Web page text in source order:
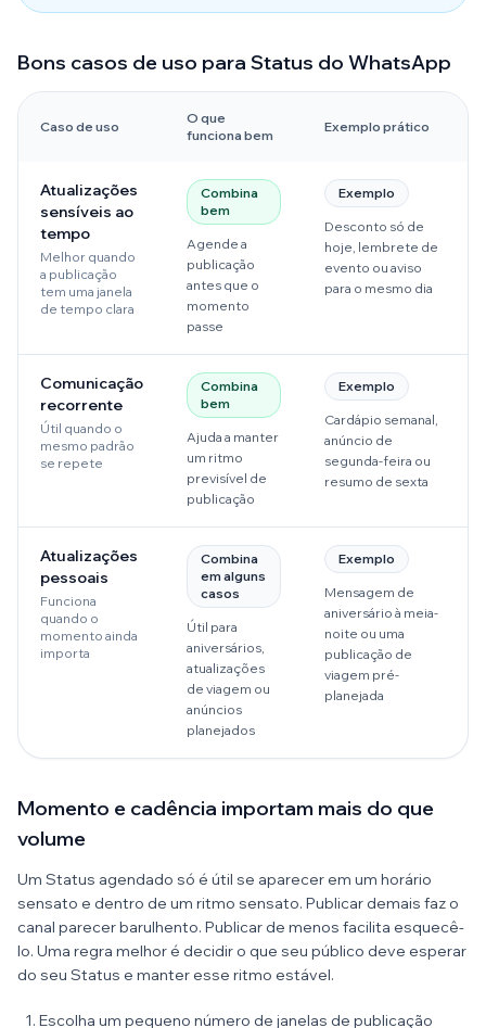
Bons casos de uso para Status do WhatsApp
Caso de uso
O que
funciona bem
Exemplo prático
Atualizações
sensíveis ao
tempo
Melhor quando
a publicação
tem uma janela
de tempo clara
Combina
bem
Agende a
publicação
antes que o
momento
passe
Exemplo
Desconto só de
hoje, lembrete de
evento ou aviso
para o mesmo dia
Comunicação
recorrente
Útil quando o
mesmo padrão
se repete
Combina
bem
Ajuda a manter
um ritmo
previsível de
publicação
Exemplo
Cardápio semanal,
anúncio de
segunda-feira ou
resumo de sexta
Atualizações
pessoais
Funciona
quando o
momento ainda
importa
Combina
em alguns
casos
Útil para
aniversários,
atualizações
de viagem ou
anúncios
planejados
Exemplo
Mensagem de
aniversário à meia-
noite ou uma
publicação de
viagem pré-
planejada
Momento e cadência importam mais do que
volume
Um Status agendado só é útil se aparecer em um horário
sensato e dentro de um ritmo sensato. Publicar demais faz o
canal parecer barulhento. Publicar de menos facilita esquecê-
lo. Uma regra melhor é decidir o que seu público deve esperar
do seu Status e manter esse ritmo estável.
Escolha um pequeno número de janelas de publicação